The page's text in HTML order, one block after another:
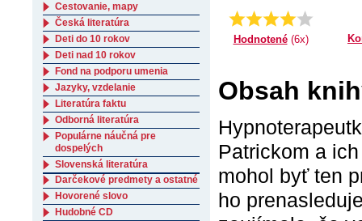
Priemer:
4.5
Hodnotené(6x)
Obsah
Patrickom a
mohol byť ten
ho
Cestovanie, mapy
Česká literatúra
Deti do 10 rokov
Deti nad 10 rokov
Fond na podporu umenia
Jazyky, vzdelanie
Literatúra faktu
Odborná literatúra
Populárne náučná pre
dospelých
Slovenská literatúra
Darčekové predmety a ostatné
Hovorené slovo
Hudobné CD